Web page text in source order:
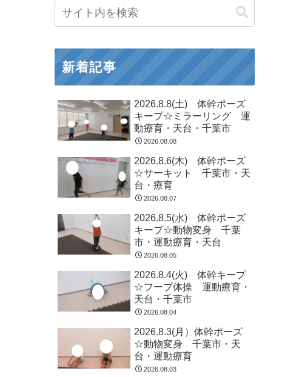
新着記事
2026.8.8(土) 体幹ポーズ
キープ☆ミラーリング 運
動療育・天台・千葉市
2026.08.08
2026.8.6(木) 体幹ポーズ
☆サーキット 千葉市・天
台・療育
2026.08.07
2026.8.5(水) 体幹ポーズ
キープ☆動物変身 千葉
市・運動療育・天台
2026.08.05
2026.8.4(火) 体幹キープ
☆フープ体操 運動療育・
天台・千葉市
2026.08.04
2026.8.3(月）体幹ポーズ
☆動物変身 千葉市・天
台・運動療育
2026.08.03